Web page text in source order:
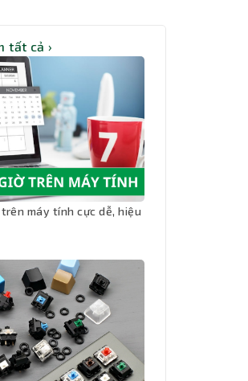
tất cả ›
máy tính cực dễ, hiệu